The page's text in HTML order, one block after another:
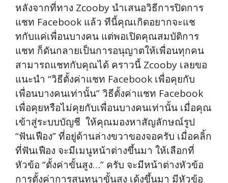
หลังจากที่ทาง Zcooby นำเสนอวิธีการปิดการ
แชท Facebook แล้ว ทีนี้คุณเกิดอยากจะแช
ทกับแค่เพื่อนบางคน แต่พอเปิดคุณสมบัติการ
แชท ก็ดันกลายเป็นการอนุญาตให้เพื่อนทุกคน
สามารถแชทกับคุณได้ คราวนี้ Zcooby เลยขอ
แนะนำ “วิธีตั้งค่าแชท Facebook เพื่อคุยกับ
เพื่อนบางคนเท่านั้น” วิธีตั้งค่าแชท Facebook
เพื่อคุยหรือไม่คุยกับเพื่อนบางคนเท่านั้น เมื่อคุณ
เข้าสู่ระบบบัญชี ให้คุณมองหาสัญลักษณ์รูป
“ฟันเฟือง” ที่อยู่ด้านล่างขวาของจอครับ เมื่อคลิ้ก
ที่ฟันเฟือง จะมีเมนูหน้าต่างขึ้นมา ให้เลือกที่
หัวข้อ “ตั้งค่าขั้นสูง…” ครับ จะมีหน้าต่างหัวข้อ
การตั้งค่าการสนทนาขั้นสูง เด้งขึ้นมา มีหัวข้อ